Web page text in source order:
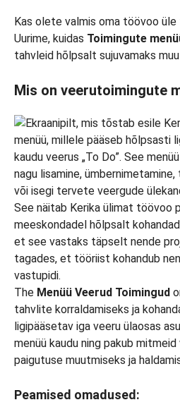
Kas olete valmis oma töövoo
Uurime, kuidas Toimingute
tahvleid hõlpsalt sujuvamaks
Mis on veerutoimingute
The Menüü Veerud Toimingud
tahvlite korraldamiseks ja
ligipääsetav iga veeru ülaosas
menüü kaudu ning pakub
paigutuse muutmiseks ja
Peamised omadused: